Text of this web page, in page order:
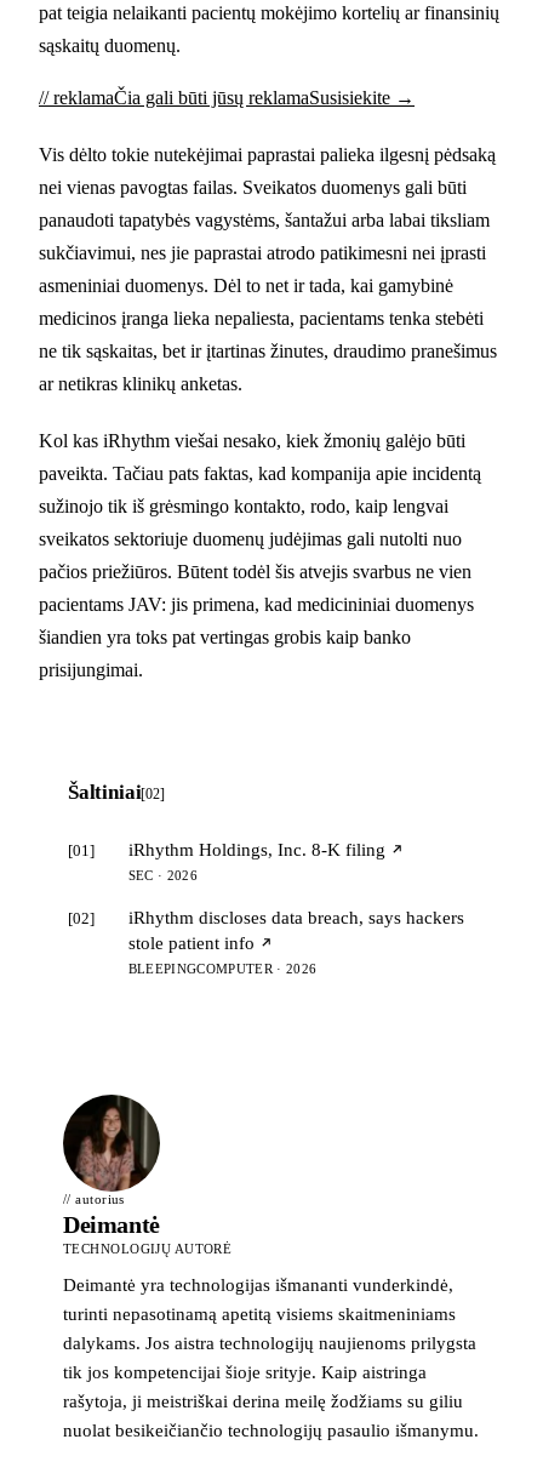
pat teigia nelaikanti pacientų mokėjimo kortelių ar finansinių
sąskaitų duomenų.
// reklamaČia gali būti jūsų reklamaSusisiekite →
Vis dėlto tokie nutekėjimai paprastai palieka ilgesnį pėdsaką
nei vienas pavogtas failas. Sveikatos duomenys gali būti
panaudoti tapatybės vagystėms, šantažui arba labai tiksliam
sukčiavimui, nes jie paprastai atrodo patikimesni nei įprasti
asmeniniai duomenys. Dėl to net ir tada, kai gamybinė
medicinos įranga lieka nepaliesta, pacientams tenka stebėti
ne tik sąskaitas, bet ir įtartinas žinutes, draudimo pranešimus
ar netikras klinikų anketas.
Kol kas iRhythm viešai nesako, kiek žmonių galėjo būti
paveikta. Tačiau pats faktas, kad kompanija apie incidentą
sužinojo tik iš grėsmingo kontakto, rodo, kaip lengvai
sveikatos sektoriuje duomenų judėjimas gali nutolti nuo
pačios priežiūros. Būtent todėl šis atvejis svarbus ne vien
pacientams JAV: jis primena, kad medicininiai duomenys
šiandien yra toks pat vertingas grobis kaip banko
prisijungimai.
Šaltiniai[02]
[01] iRhythm Holdings, Inc. 8-K filing
SEC · 2026
[02]
iRhythm discloses data breach, says hackers
stole patient info
BLEEPINGCOMPUTER · 2026
// autorius
Deimantė
TECHNOLOGIJŲ AUTORĖ
Deimantė yra technologijas išmananti vunderkindė,
turinti nepasotinamą apetitą visiems skaitmeniniams
dalykams. Jos aistra technologijų naujienoms prilygsta
tik jos kompetencijai šioje srityje. Kaip aistringa
rašytoja, ji meistriškai derina meilę žodžiams su giliu
nuolat besikeičiančio technologijų pasaulio išmanymu.